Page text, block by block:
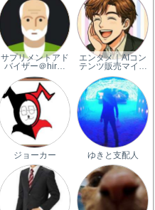
サプリメントアド
バイザー＠hir…
エンタメ｜AIコン
テンツ販売マイ…
ジョーカー ゆきと支配人